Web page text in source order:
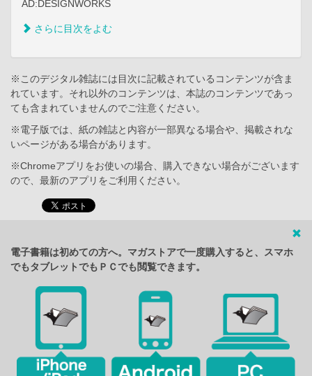
AD:DESIGNWORKS
さらに目次をよむ
※このデジタル雑誌には目次に記載されているコンテンツが含ま
れています。それ以外のコンテンツは、本誌のコンテンツであっ
ても含まれていませんのでご注意ください。
※電子版では、紙の雑誌と内容が一部異なる場合や、掲載されな
いページがある場合があります。
※Chromeアプリをお使いの場合、購入できない場合がございます
ので、最新のアプリをご利用ください。
電子書籍は初めての方へ。マガストアで一度購入すると、スマホ
でもタブレットでもＰＣでも閲覧できます。